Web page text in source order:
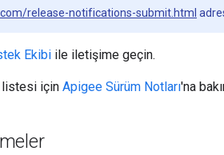
release-notifications-submit.html
Ekibi ile iletişime geçin.
listesi için Apigee Sürüm Notları'na